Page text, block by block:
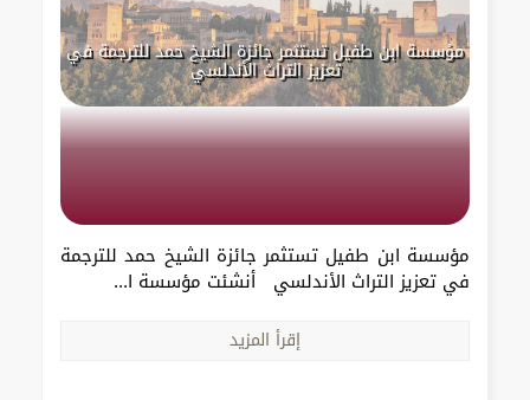
مؤسسة ابن طفيل تستثمر جائزة الشيخ حمد للترجمة في
تعزيز التراث الأندلسي
مؤسسة ابن طفيل تستثمر جائزة الشيخ حمد للترجمة
في تعزيز التراث الأندلسي أنشئت مؤسسة ا...
إقرأ المزيد